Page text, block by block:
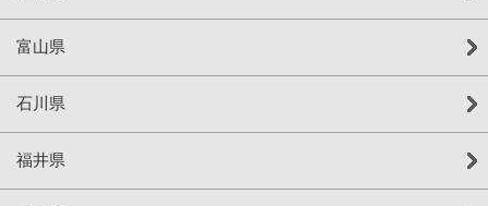
富山県
石川県
福井県